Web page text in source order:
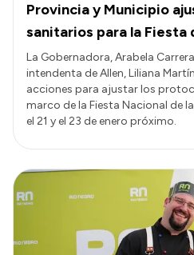
Provincia y Municipio
sanitarios para la Fiesta
La Gobernadora, Arabela
intendenta de Allen, Liliana
acciones para ajustar los
marco de la Fiesta Nacional de
el 21 y el 23 de enero próximo.